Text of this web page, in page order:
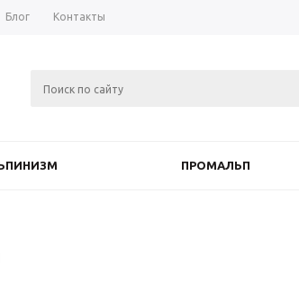
Блог Контакты
ПРОМАЛЬП